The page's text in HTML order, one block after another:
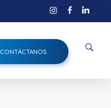
CONTÁCTANOS